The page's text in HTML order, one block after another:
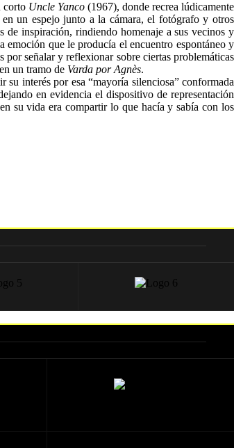
corto Uncle Yanco (1967), donde recrea lúdicamente
un espejo junto a la cámara, el fotógrafo y otros
de inspiración, rindiendo homenaje a sus vecinos y
que le producía el encuentro espontáneo y
por señalar y reflexionar sobre ciertas problemáticas
un tramo de Varda por Agnès.
interés por esa “mayoría silenciosa” conformada
en evidencia el dispositivo de representación
su vida era compartir lo que hacía y sabía con los